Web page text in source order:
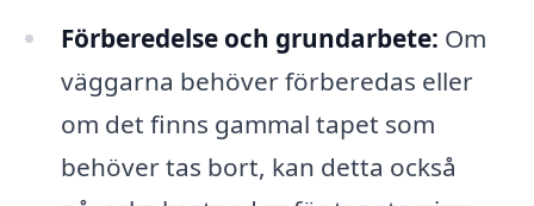
Förberedelse och grundarbete: Om
väggarna behöver förberedas eller
om det finns gammal tapet som
behöver tas bort, kan detta också